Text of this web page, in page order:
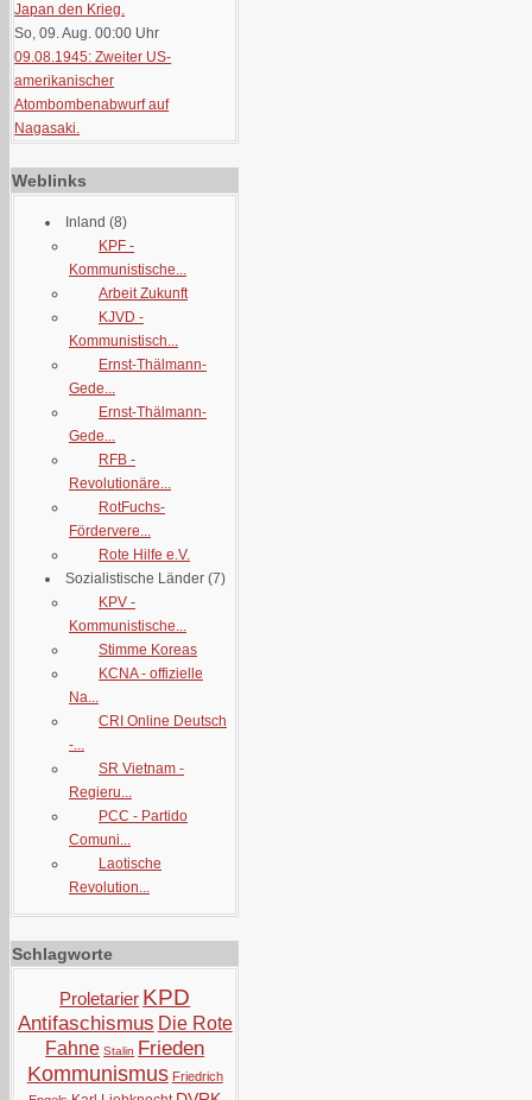
Japan den Krieg.
So, 09. Aug. 00:00 Uhr
09.08.1945: Zweiter US-
amerikanischer
Atombombenabwurf auf
Nagasaki.
Weblinks
Inland (8)
KPF -
Kommunistische...
Arbeit Zukunft
KJVD -
Kommunistisch...
Ernst-Thälmann-
Gede...
Ernst-Thälmann-
Gede...
RFB -
Revolutionäre...
RotFuchs-
Fördervere...
Rote Hilfe e.V.
Sozialistische Länder (7)
KPV -
Kommunistische...
Stimme Koreas
KCNA - offizielle
Na...
CRI Online Deutsch
-...
SR Vietnam -
Regieru...
PCC - Partido
Comuni...
Laotische
Revolution...
Schlagworte
Proletarier KPD
Antifaschismus Die Rote
Fahne Stalin Frieden
Kommunismus Friedrich